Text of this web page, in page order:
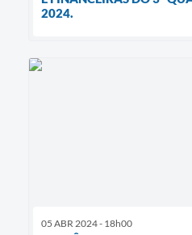
2024.
05 ABR 2024 - 18h00